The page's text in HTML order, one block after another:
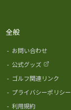
全般
- お問い合わせ
- 公式グッズ
- ゴルフ関連リンク
- プライバシーポリシー
- 利用規約